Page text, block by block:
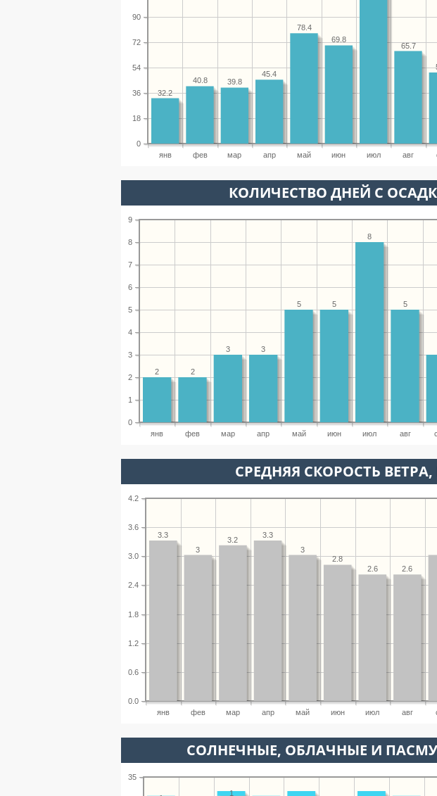
янв фев мар апр май июн июл авг
0
18
36
54
72
90
65.7
69.8
78.4
45.4
39.8
40.8
32.2
КОЛИЧЕСТВО ДНЕЙ С
янв фев мар апр май июн июл авг
0
1
2
3
4
5
6
7
8
9
5
8
5
5
3
3
2
2
СРЕДНЯЯ СКОРОСТЬ
янв фев мар апр май июн июл авг
0.0
0.6
1.2
1.8
2.4
3.0
3.6
4.2
2.6
2.6
2.8
3
3.3
3.2
3
3.3
CОЛНЕЧНЫЕ, ОБЛАЧНЫЕ И
35
1